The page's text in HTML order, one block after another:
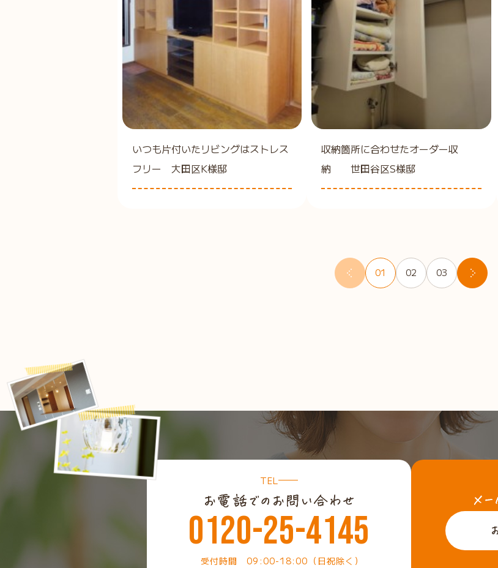
いつも片付いたリビングはストレス
フリー 大田区K様邸
収納箇所に合わせたオーダー収
納 世田谷区S様邸
01 02 03
TEL
0120-25-4145
受付時間 09:00-18:00（日祝除く）